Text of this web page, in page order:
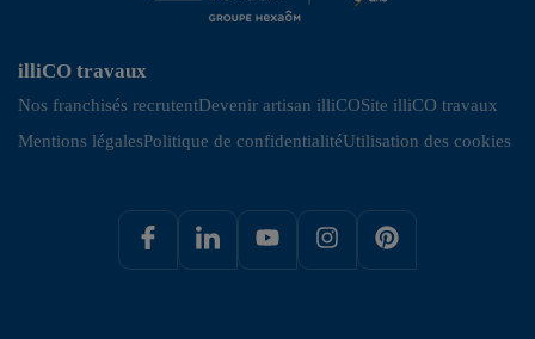
illiCO travaux
Nos franchisés recrutentDevenir artisan illiCOSite illiCO travaux
Mentions légalesPolitique de confidentialitéUtilisation des cookies